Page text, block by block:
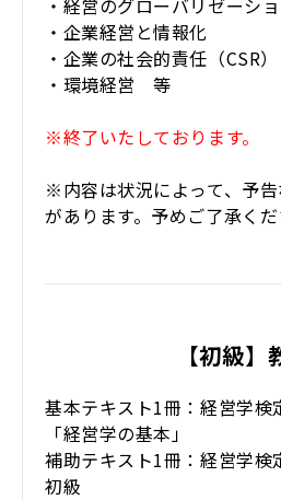
・経営のグローバリゼーシ
・企業経営と情報化
・企業の社会的責任（CSR
・環境経営 等
※終了いたしております。
※内容は状況によって、予
があります。予めご了承くだ
【初級】
基本テキスト1冊：経営学検
「経営学の基本」
補助テキスト1冊：経営学検
初級